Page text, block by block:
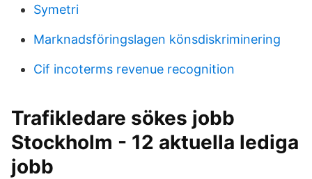
Symetri
Marknadsföringslagen könsdiskriminering
Cif incoterms revenue recognition
Trafikledare sökes jobb
Stockholm - 12 aktuella lediga
jobb